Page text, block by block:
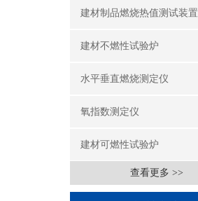
建材制品燃烧热值测试装置
建材不燃性试验炉
水平垂直燃烧测定仪
氧指数测定仪
建材可燃性试验炉
查看更多 >>